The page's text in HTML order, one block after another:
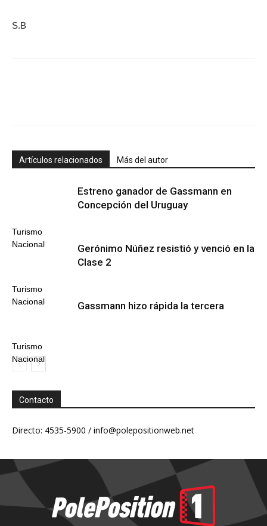
S.B
Artículos relacionados Más del autor
Turismo
Nacional
Estreno ganador de Gassmann en
Concepción del Uruguay
Turismo
Nacional
Gerónimo Núñez resistió y venció en la
Clase 2
Turismo
Nacional
Gassmann hizo rápida la tercera
Contacto
Directo: 4535-5900 / info@polepositionweb.net